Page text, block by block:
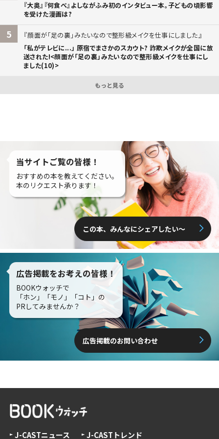
『大奥』『何食べ』よしながふみ初のインタビュー本。子どもの頃影響
を受けた漫画は?
5
顔面が「足の裏」みたいなので整形級メイクを仕事にしました
「私がテレビに...」 原宿でまさかのスカウト? 詐欺メイクが全国に放
送された!<顔面が「足の裏」みたいなので整形級メイクを仕事にし
ました(10)>
もっと見る
当サイトご覧の皆様！
おすすめの本を教えてください。
本のリクエスト承ります！
この本、みんなにシェアしたい〜
広告掲載をお考えの皆様！
BOOKウォッチで
「ホン」「モノ」「コト」の
PRしてみませんか？
広告掲載のお問い合わせ
J-CASTニュース
J-CASTトレンド